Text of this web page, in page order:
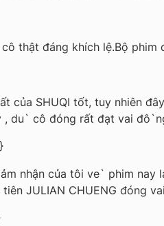
thật đáng khích lệ.Bộ
của SHUQI tốt, tuy nhiên
du` cô đóng rất đạt vai
nhận của tôi ve` phim
JULIAN CHUENG đóng